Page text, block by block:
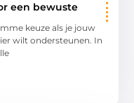
een bewuste
keuze als je jouw
wilt ondersteunen. In